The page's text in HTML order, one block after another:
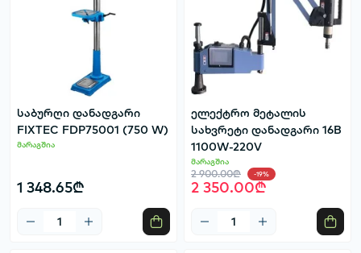
საბურღი დანადგარი
FIXTEC FDP75001 (750 W)
მარაგშია
1 348.65₾
ელექტრო მეტალის
სახვრეტი დანადგარი 16B
1100W-220V
მარაგშია
2 900.00₾ -19%
2 350.00₾